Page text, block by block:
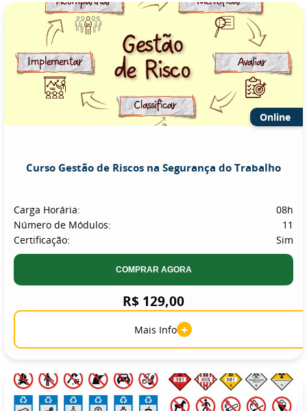
Online
Curso Gestão de Riscos na Segurança do Trabalho
Carga Horária:
08h
Número de Módulos:
11
Certificação:
Sim
COMPRAR AGORA
R$ 129,00
Mais Info +